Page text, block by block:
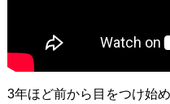
3年ほど前から目をつけ始